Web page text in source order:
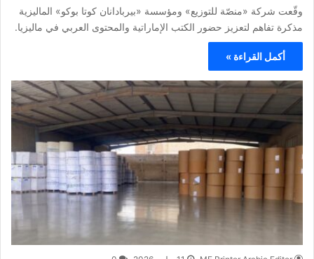
وقّعت شركة «منصّة للتوزيع» ومؤسسة «بيربادانان كوتا بوكو» الماليزية
مذكرة تفاهم لتعزيز حضور الكتب الإماراتية والمحتوى العربي في ماليزيا.
أكمل القراءة »